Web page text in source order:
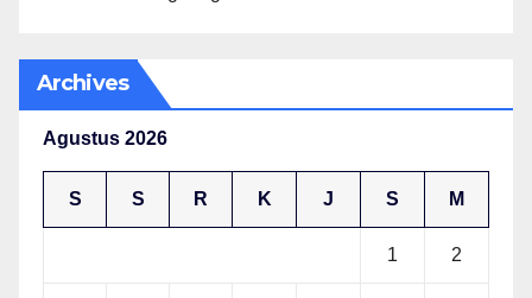
Archives
Agustus 2026
S S R K J S M
1 2